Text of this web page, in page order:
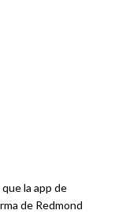
la app de
de Redmond